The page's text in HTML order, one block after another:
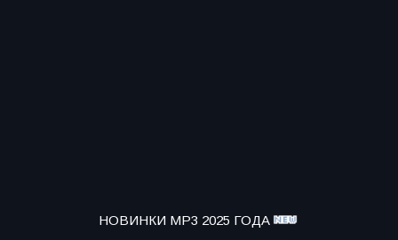
НОВИНКИ MP3 2025 ГОДА